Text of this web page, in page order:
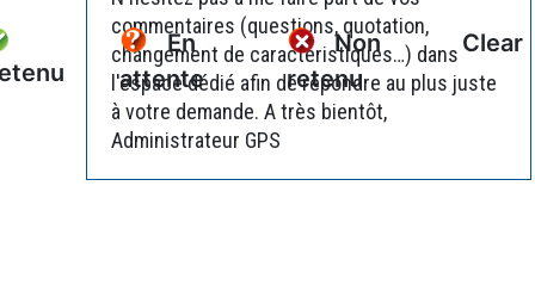
En
attente
Non
retenu
Clear
commentaires (questions, quotation,
changement de caractéristiques…) dans
l'espace dédié afin de répondre au plus juste
à votre demande. A très bientôt,
Administrateur GPS